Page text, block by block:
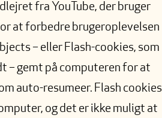
fra YouTube, der bruger
at forbedre brugeroplevelsen
– eller Flash-cookies, som
– gemt på computeren for at
auto-resumeer. Flash cookies
og det er ikke muligt at